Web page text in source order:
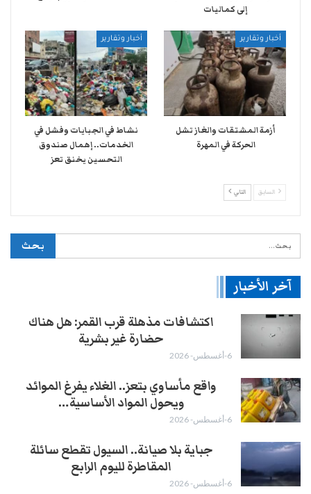
إلى كماليات
أخبار وتقارير
أزمة المشتقات والغاز تشل
الحركة في المهرة ​
أخبار وتقارير
نشاط في الجبايات وفشل في
الخدمات.. إهمال صندوق
التحسين يخنق تعز
السابق التالي
آخر الأخبار
اكتشافات مذهلة قرب القمر: هل هناك
حضارة غير بشرية
6-أغسطس- 2026
واقع مأساوي بتعز.. الغلاء يفرغ الموائد
ويحول المواد الأساسية…
6-أغسطس- 2026
جباية بلا صيانة.. السيول تقطع سائلة
المقاطرة لليوم الرابع
6-أغسطس- 2026